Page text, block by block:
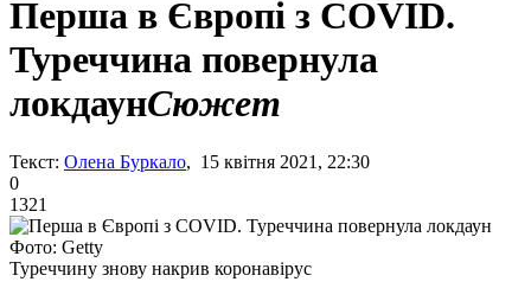
Перша в Європі з COVID.
Туреччина повернула
локдаунСюжет
Текст: Олена Буркало, 15 квітня 2021, 22:30
0
1321
Фото: Getty
Туреччину знову накрив коронавірус